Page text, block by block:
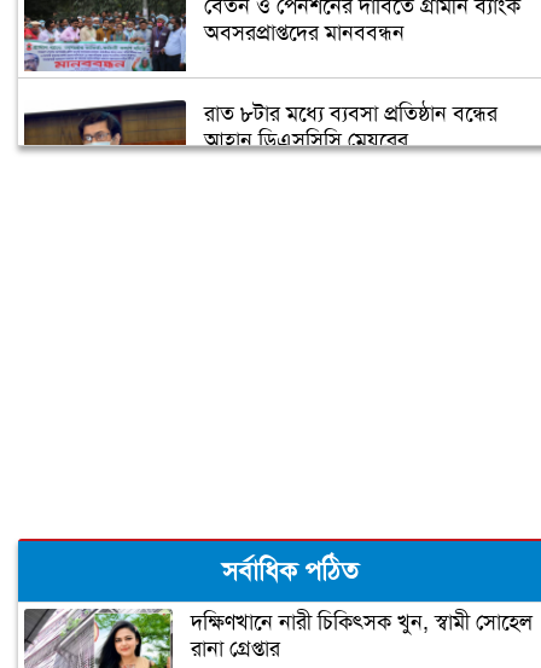
বেতন ও পেনশনের দাবিতে গ্রামীন ব্যাংক
অবসরপ্রাপ্তদের মানববন্ধন
রাত ৮টার মধ্যে ব্যবসা প্রতিষ্ঠান বন্ধের
আহ্বান ডিএসসিসি মেয়রের
নগরবাসী সবাই মেয়রের দায়িত্ব পালন
করতে পারে : আতিক
থ্যাংকস গিভিং দিবসে ঢাকা ইয়াংয়ের
সর্বাধিক পঠিত
দক্ষিণখানে নারী চিকিৎসক খুন, স্বামী সোহেল
রানা গ্রেপ্তার